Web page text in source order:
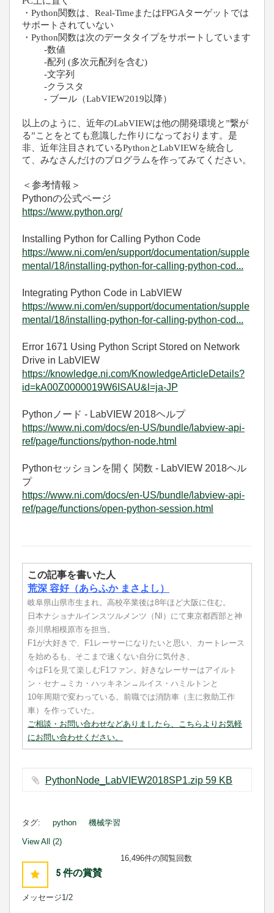
・Python関数は、Real-TimeまたはFPGAターゲットでは
サポートされていない
・ Python関数は次のデータタイプをサポートしています
-数値
-配列 (多次元配列を含む)
-文字列
-クラスタ
- ブール（LabVIEW2019以降）
以上のように、近年のLabVIEWは他の開発環境と”繋が
る”ことをとても意識した作りになっております。是
非、近年注目されているPythonとLabVIEWを統合し
て、みなさんだけのプログラムを作ってみてください。
＜参考情報＞
Pythonの公式ページ
https://www.python.org/
Installing Python for Calling Python Code
https://www.ni.com/en/support/documentation/supple
mental/18/installing-python-for-calling-python-cod...
Integrating Python Code in LabVIEW
https://www.ni.com/en/support/documentation/supple
mental/18/installing-python-for-calling-python-cod...
Error 1671 Using Python Script Stored on Network
Drive in LabVIEW
https://knowledge.ni.com/KnowledgeArticleDetails?
id=kA00Z0000019W6ISAU&l=ja-JP
Pythonノード - LabVIEW 2018ヘルプ
https://www.ni.com/docs/en-US/bundle/labview-api-
ref/page/functions/python-node.html
Pythonセッションを開く 関数 - LabVIEW 2018ヘル
プ
https://www.ni.com/docs/en-US/bundle/labview-api-
ref/page/functions/open-python-session.html
この記事を書いた人
荒深 容好（あらふか まさよし）
岐阜県山県市生まれ。高校卒業後は8年ほど大阪に住む。
日本ナショナルインスツルメンツ（NI）にて東京都西部と神
奈川県相模原市を担当。
F1が大好きで、F1レーサーになりたいと思い、カートレース
を始めるも、そこまで速くない自分に気付き、
今はF1を見て楽しむF1ファン。好きなレーサーはアイルト
ン・セナ→ミカ・ハッキネン→ルイス・ハミルトンと
10年周期で変わっている。前職では消防車（主に救助工作
車）を作っていた。
ご相談・お問い合わせなどありましたら、こちらよりお気軽
にお問い合わせください。
PythonNode_LabVIEW2018SP1.zip ‏59 KB
タグ: python 機械学習
View All (2)
5 件の賞賛
メッセージ1/2
16,496件の閲覧回数